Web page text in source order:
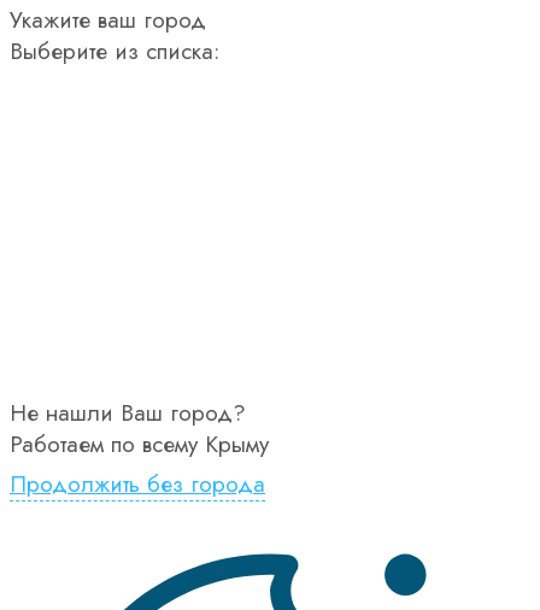
Укажите ваш город
Выберите из списка:
Не нашли Ваш город?
Работаем по всему Крыму
Продолжить без города